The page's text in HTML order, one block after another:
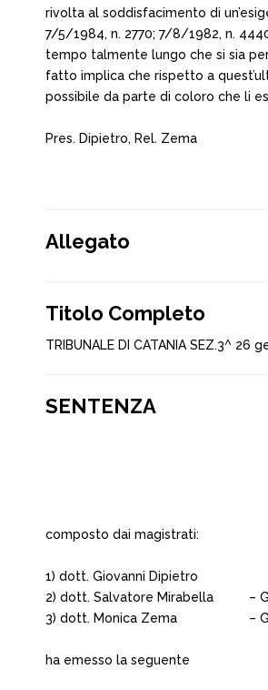
rivolta al soddisfacimento di
7/5/1984, n. 2770; 7/8/1982, n.
tempo talmente lungo che si sia
fatto implica che rispetto a
possibile da parte di coloro che li
Pres. Dipietro, Rel. Zema
Allegato
Titolo Completo
TRIBUNALE DI CATANIA SEZ.3^ 26
SENTENZA
composto dai magistrati:
1) dott. Giovanni Dipietro
2) dott. Salvatore Mirabella
–
3) dott. Monica Zema
–
ha emesso la seguente